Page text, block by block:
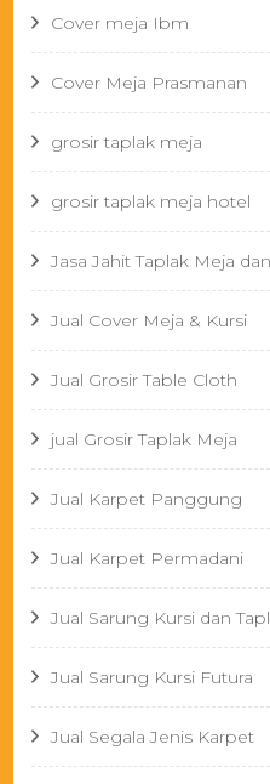
Cover meja Ibm
Cover Meja Prasmanan
grosir taplak meja
grosir taplak meja hotel
Jasa Jahit Taplak Meja
Jual Cover Meja & Kursi
Jual Grosir Table Cloth
jual Grosir Taplak Meja
Jual Karpet Panggung
Jual Karpet Permadani
Jual Sarung Kursi dan
Jual Sarung Kursi Futura
Jual Segala Jenis Karpet